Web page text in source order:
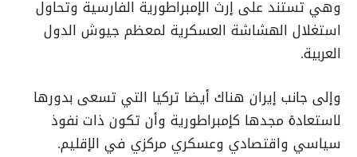
وهي تستند على إرث الإمبراطورية الفارسية وتحاول
استغلال الهشاشة العسكرية لمعظم جيوش الدول
العربية.
وإلى جانب إيران هناك أيضا تركيا التي تسعى بدورها
لاستعادة مجدها كإمبراطورية وأن تكون ذات نفوذ
سياسي واقتصادي وعسكري مركزي في الإقليم.